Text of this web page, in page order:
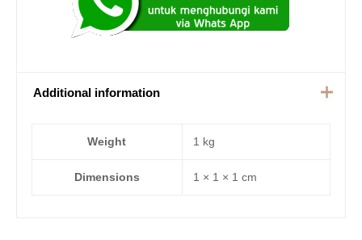
Additional information
Weight 1 kg
Dimensions 1 × 1 × 1 cm